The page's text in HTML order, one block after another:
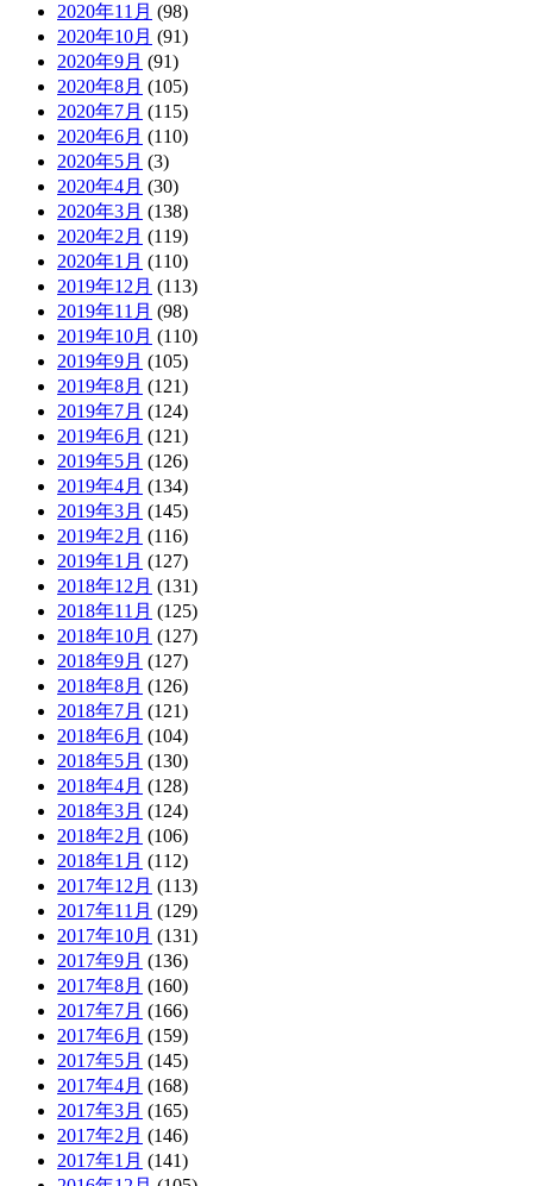
2020年11月 (98)
2020年10月 (91)
2020年9月 (91)
2020年8月 (105)
2020年7月 (115)
2020年6月 (110)
2020年5月 (3)
2020年4月 (30)
2020年3月 (138)
2020年2月 (119)
2020年1月 (110)
2019年12月 (113)
2019年11月 (98)
2019年10月 (110)
2019年9月 (105)
2019年8月 (121)
2019年7月 (124)
2019年6月 (121)
2019年5月 (126)
2019年4月 (134)
2019年3月 (145)
2019年2月 (116)
2019年1月 (127)
2018年12月 (131)
2018年11月 (125)
2018年10月 (127)
2018年9月 (127)
2018年8月 (126)
2018年7月 (121)
2018年6月 (104)
2018年5月 (130)
2018年4月 (128)
2018年3月 (124)
2018年2月 (106)
2018年1月 (112)
2017年12月 (113)
2017年11月 (129)
2017年10月 (131)
2017年9月 (136)
2017年8月 (160)
2017年7月 (166)
2017年6月 (159)
2017年5月 (145)
2017年4月 (168)
2017年3月 (165)
2017年2月 (146)
2017年1月 (141)